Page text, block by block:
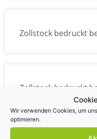
Wir verwenden Cookies, um
optimieren.
Zollstock bedruckt
Zollstock bedruckt